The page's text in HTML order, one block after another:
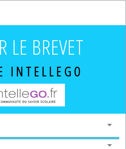
LE BREVET
INTELLEGO